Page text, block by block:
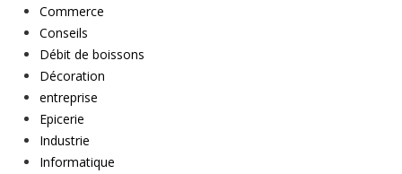
Commerce
Conseils
Débit de boissons
Décoration
entreprise
Epicerie
Industrie
Informatique